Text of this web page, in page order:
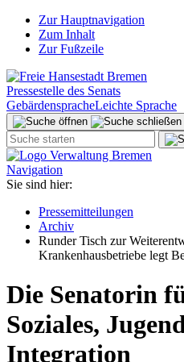
Zur Hauptnavigation
Zum Inhalt
Zur Fußzeile
Pressestelle des Senats
GebärdenspracheLeichte Sprache
Navigation
Sie sind hier:
Pressemitteilungen
Archiv
Runder Tisch zur
Krankenhausbetriebe legt
Die Senatorin
Soziales,
Integration